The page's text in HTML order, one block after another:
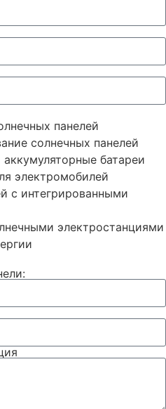
панелей
солнечных панелей
батареи
электромобилей
с интегрированными
электростанциями